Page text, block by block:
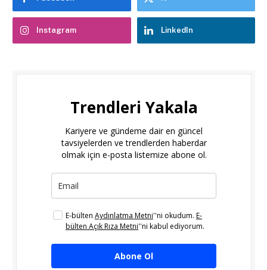
Instagram LinkedIn
Trendleri Yakala
Kariyere ve gündeme dair en güncel
tavsiyelerden ve trendlerden haberdar
olmak için e-posta listemize abone ol.
E-bülten Aydınlatma Metni''ni okudum. E-
bülten Açık Rıza Metni''ni kabul ediyorum.
Abone Ol